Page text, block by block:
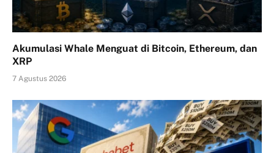
Akumulasi Whale Menguat di Bitcoin, Ethereum, dan
XRP
7 Agustus 2026